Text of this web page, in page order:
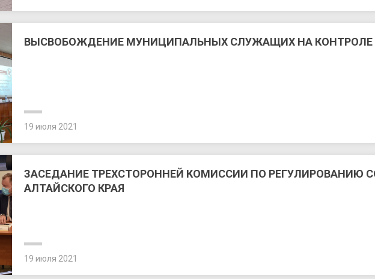
ВЫСВОБОЖДЕНИЕ МУНИЦИПАЛЬНЫХ СЛУЖАЩИХ НА
19 июля 2021
ЗАСЕДАНИЕ ТРЕХСТОРОННЕЙ КОМИССИИ ПО
АЛТАЙСКОГО КРАЯ
19 июля 2021